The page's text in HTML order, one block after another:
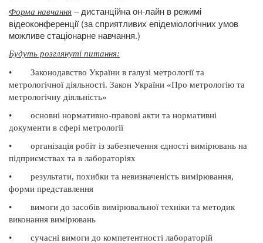
Форма навчання – дистанційна он-лайн в режимі
відеоконференції (за сприятливих епідеміологічних умов
можливе стаціонарне навчання.)
Будуть розглянуті питання:
•
Законодавство України в галузі метрології та
метрологічної діяльності. Закон України «Про метрологію та
метрологічну діяльність»
•
основні нормативно-правові акти та нормативні
документи в сфері метрології
•
організація робіт із забезпечення єдності вимірювань на
підприємствах та в лабораторіях
•
результати, похибки та невизначеність вимірювання,
форми представлення
•
вимоги до засобів вимірювальної техніки та методик
виконання вимірювань
•
сучасні вимоги до компетентності лабораторій